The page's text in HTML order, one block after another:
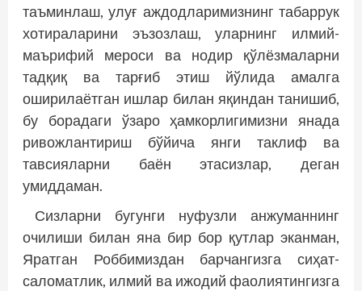
таъминлаш, улуғ аждодларимизнинг табаррук
хотираларини эъзозлаш, уларнинг илмий-
маърифий мероси ва нодир қўлёзмаларни
тадқиқ ва тарғиб этиш йўлида амалга
оширилаётган ишлар билан яқиндан танишиб,
бу борадаги ўзаро ҳамкорлигимизни янада
ривожлантириш бўйича янги таклиф ва
тавсияларни баён этасизлар, деган
умиддаман.
Сизларни бугунги нуфузли анжуманнинг
очилиши билан яна бир бор қутлар эканман,
Яратган Роббимиздан барчангизга сиҳат-
саломатлик, илмий ва ижодий фаолиятингизга